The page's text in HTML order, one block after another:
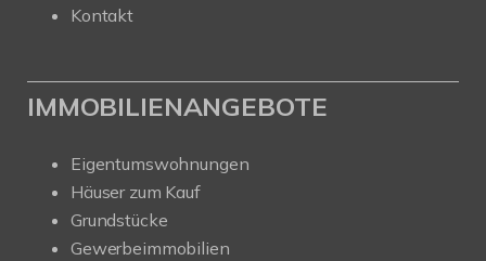
Kontakt
IMMOBILIENANGEBOTE
Eigentumswohnungen
Häuser zum Kauf
Grundstücke
Gewerbeimmobilien